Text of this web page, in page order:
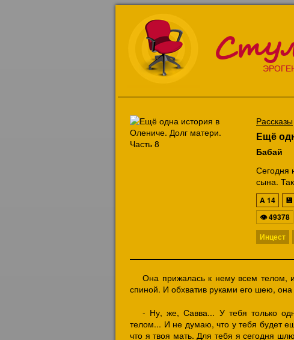
Рассказы
Ещё
Бабай
Сегодня
сына.
A14
💾
👁49378
Инцест
Она прижалась к нему всем телом,
спиной. И обхватив руками его шею,
- Ну, же, Савва... У тебя только
телом... И не думаю, что у тебя будет
что я твоя мать. Для тебя я сегодня